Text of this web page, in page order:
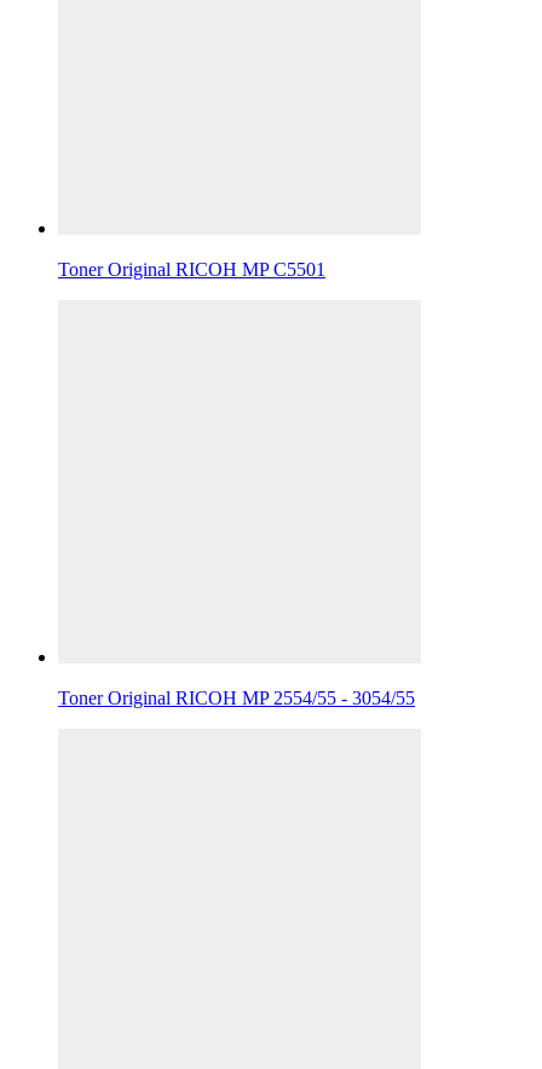
Toner Original RICOH MP C5501
Toner Original RICOH MP 2554/55 - 3054/55